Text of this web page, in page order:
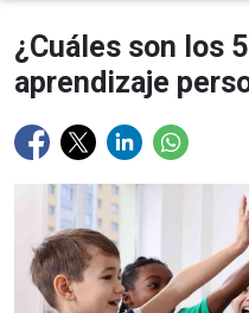
¿Cuáles son los
aprendizaje